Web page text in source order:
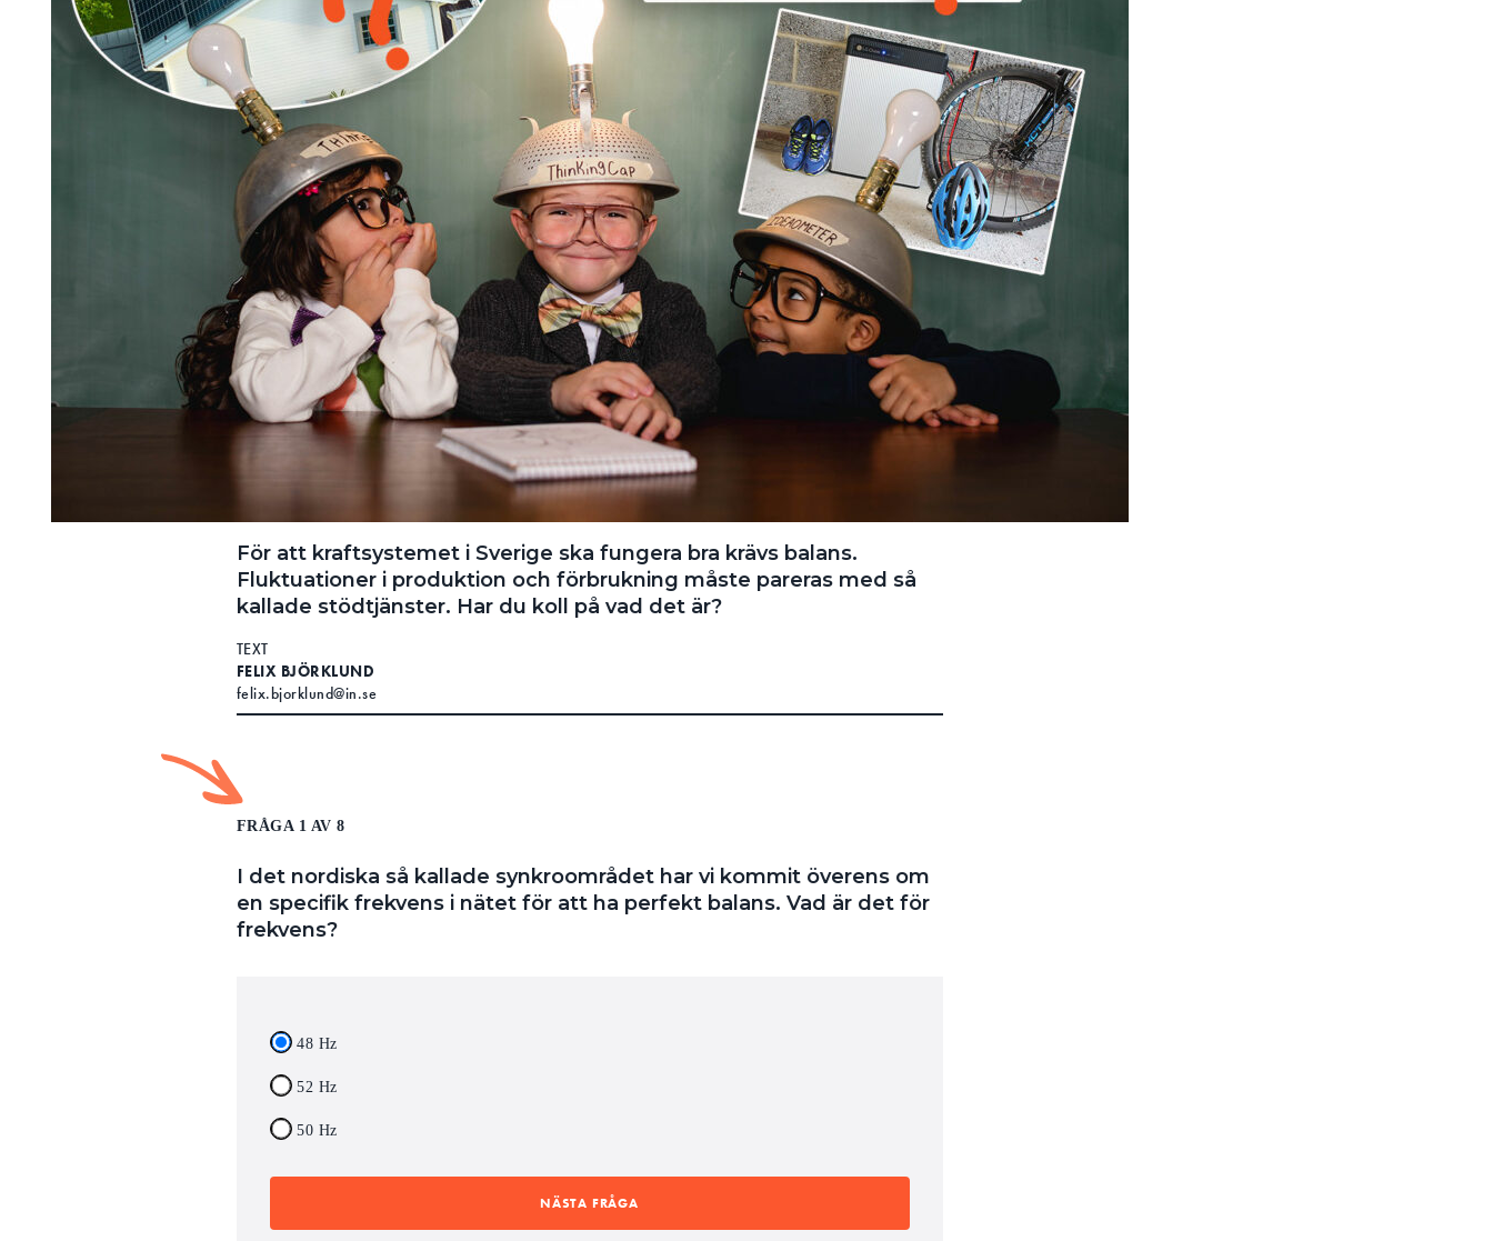
Search for:
För att kraftsystemet i Sverige ska fungera bra krävs balans.
Fluktuationer i produktion och förbrukning måste pareras med så
kallade stödtjänster. Har du koll på vad det är?
TEXT
FELIX BJÖRKLUND
felix.bjorklund@in.se
FRÅGA 1 AV 8
I det nordiska så kallade synkroområdet har vi kommit överens om
en specifik frekvens i nätet för att ha perfekt balans. Vad är det för
frekvens?
48 Hz
52 Hz
50 Hz
NÄSTA FRÅGA